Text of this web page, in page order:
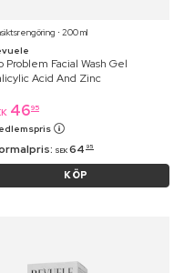
⋅ 200 ml
Problem Facial Wash Gel
Acid And Zinc
4695
SEK 64 95
KÖP